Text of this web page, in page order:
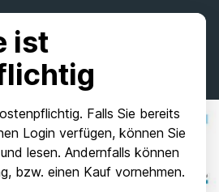
ist
Falls Sie bereits
Login verfügen, können Sie
lesen. Andernfalls können
bzw. einen Kauf vornehmen.